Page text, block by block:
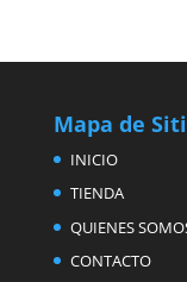
Mapa de
INICIO
TIENDA
QUIENES
CONTACTO